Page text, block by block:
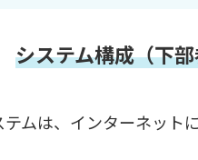
システム構成（下
ムは、インターネッ